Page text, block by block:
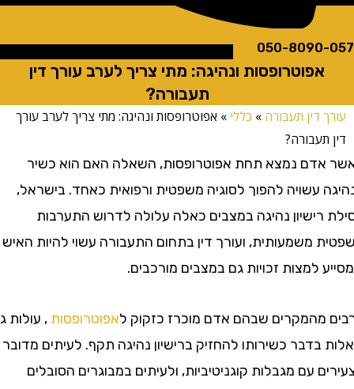
050-
אפוטרופסות ונהיגה: מתי צריך לערב עורך דין
תעבורה?
דין תעבורה»כללי»אפוטרופסות ונהיגה: מתי צריך לערב עורך
נמצא תחת אפוטרופסות, השאלה האם הוא כשיר
עשויה להפוך לסוגיה משפטית ורפואית כאחד. בישראל,
נהיגה במצבים כאלה עלולה לדרוש התערבות
משמעותית, ועורך דין בתחום התעבורה עשוי להיות האיש
למצות זכויות גם במצבים מורכבים.
שבהם אדם מוכרז כזקוק לאפוטרופסות, עולות גם
כשירותו להחזיק ברישיון נהיגה תקף. לעיתים מדובר
עם מגבלות קוגניטיביות, ולעיתים במבוגרים הסובלים